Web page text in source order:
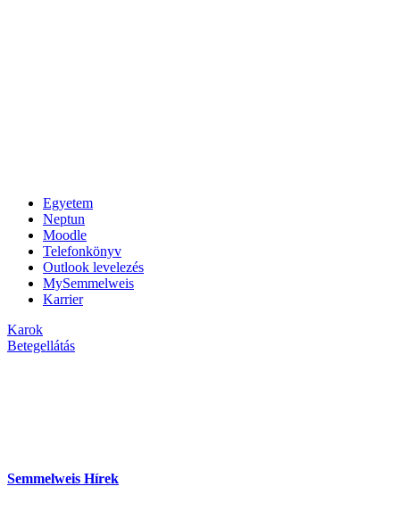
Egyetem
Neptun
Moodle
Telefonkönyv
Outlook levelezés
MySemmelweis
Karrier
Karok
Betegellátás
Semmelweis Hírek